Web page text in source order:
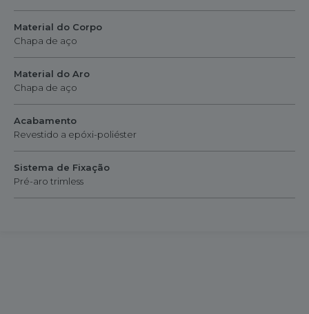
Material do Corpo
Chapa de aço
Material do Aro
Chapa de aço
Acabamento
Revestido a epóxi-poliéster
Sistema de Fixação
Pré-aro trimless